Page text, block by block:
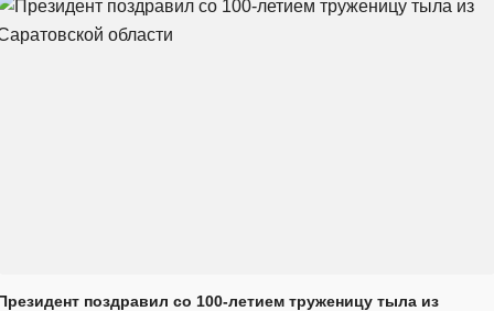
поздравил со 100-летием труженицу тыла из